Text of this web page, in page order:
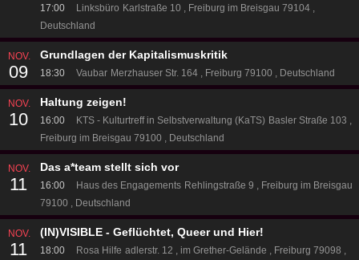
17:00 Linksbüro Karlstraße 10
Freiburg im Breisgau 79104
Deutschland
NOV.
09
Grundlagen der Kapitalismuskritik
18:30 Vaubar Merzhauser Str. 164 Freiburg 79100 Deutschland
NOV.
10
Haltung zeigen!
16:00 KTS - Kulturtreff in Selbstverwaltung (KaTS) Basler Straße 103
Freiburg im Breisgau 79100
Deutschland
NOV.
11
Das a*team stellt sich vor
16:00 Haus des Engagements Rehlingstraße 9
Freiburg im Breisgau
79100
Deutschland
NOV.
11
(IN)VISIBLE - Geflüchtet, Queer und Hier!
18:00 Rosa Hilfe adlerstr. 12 im Grether-Gelände
Freiburg 79098